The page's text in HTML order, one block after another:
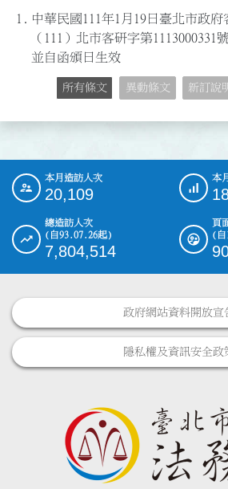
1. 中華民國111年1月19日臺北市政
（111）北市客研字第1113000331
並自函頒日生效
所有條文 異動條文 新訂說
::: 本月造訪人次
20,109
本
總造訪人次
(自93.07.26起)
7,804,514
頁
(自
政府網站資料開放宣
隱私權及資訊安全政